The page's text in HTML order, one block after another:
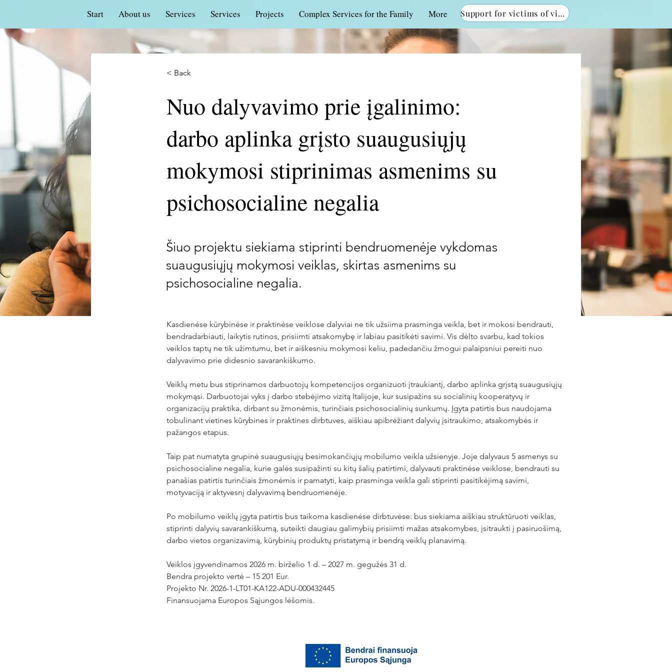
Start About us Services Services Projects Complex Services for the Family More Support for victims of violence
< Back
Nuo dalyvavimo prie įgalinimo:
darbo aplinka grįsto suaugusiųjų
mokymosi stiprinimas asmenims su
psichosocialine negalia
Šiuo projektu siekiama stiprinti bendruomenėje vykdomas
suaugusiųjų mokymosi veiklas, skirtas asmenims su
psichosocialine negalia.
Kasdienėse kūrybinėse ir praktinėse veiklose dalyviai ne tik užsiima prasminga veikla, bet ir mokosi bendrauti,
bendradarbiauti, laikytis rutinos, prisiimti atsakomybę ir labiau pasitikėti savimi. Vis dėlto svarbu, kad tokios
veiklos taptų ne tik užimtumu, bet ir aiškesniu mokymosi keliu, padedančiu žmogui palaipsniui pereiti nuo
dalyvavimo prie didesnio savarankiškumo.
Veiklų metu bus stiprinamos darbuotojų kompetencijos organizuoti įtraukiantį, darbo aplinka grįstą suaugusiųjų
mokymąsi. Darbuotojai vyks į darbo stebėjimo vizitą Italijoje, kur susipažins su socialinių kooperatyvų ir
organizacijų praktika, dirbant su žmonėmis, turinčiais psichosocialinių sunkumų. Įgyta patirtis bus naudojama
tobulinant vietines kūrybines ir praktines dirbtuves, aiškiau apibrėžiant dalyvių įsitraukimo, atsakomybės ir
pažangos etapus.
Taip pat numatyta grupinė suaugusiųjų besimokančiųjų mobilumo veikla užsienyje. Joje dalyvaus 5 asmenys su
psichosocialine negalia, kurie galės susipažinti su kitų šalių patirtimi, dalyvauti praktinėse veiklose, bendrauti su
panašias patirtis turinčiais žmonėmis ir pamatyti, kaip prasminga veikla gali stiprinti pasitikėjimą savimi,
motyvaciją ir aktyvesnį dalyvavimą bendruomenėje.
Po mobilumo veiklų įgyta patirtis bus taikoma kasdienėse dirbtuvėse: bus siekiama aiškiau struktūruoti veiklas,
stiprinti dalyvių savarankiškumą, suteikti daugiau galimybių prisiimti mažas atsakomybes, įsitraukti į pasiruošimą,
darbo vietos organizavimą, kūrybinių produktų pristatymą ir bendrą veiklų planavimą.
Veiklos įgyvendinamos 2026 m. birželio 1 d. – 2027 m. gegužės 31 d.
Bendra projekto vertė – 15 201 Eur.
Projekto Nr. 2026-1-LT01-KA122-ADU-000432445
Finansuojama Europos Sąjungos lėšomis.